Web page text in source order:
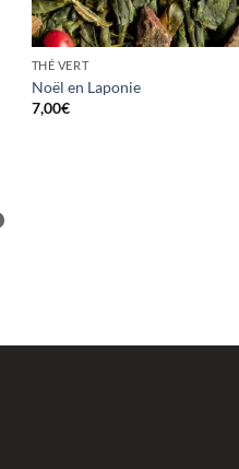
THÉ VERT
Noël en Laponie
7,00€